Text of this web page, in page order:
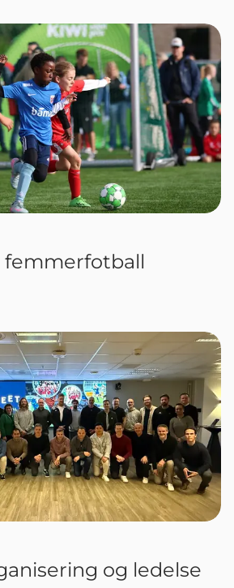
femmerfotball
og ledelse